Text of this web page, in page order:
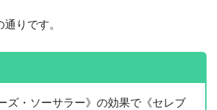
りです。
ズ・ソーサラー》の効果で《セレブ